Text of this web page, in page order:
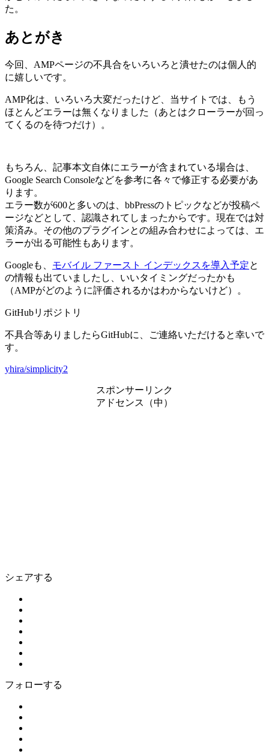
た。
あとがき
今回、AMPページの不具合をいろいろと潰せたのは個人的
に嬉しいです。
AMP化は、いろいろ大変だったけど、当サイトでは、もう
ほとんどエラーは無くなりました（あとはクローラーが回っ
てくるのを待つだけ）。
もちろん、記事本文自体にエラーが含まれている場合は、
Google Search Consoleなどを参考に各々で修正する必要があ
ります。
エラー数が600と多いのは、bbPressのトピックなどが投稿ペ
ージなどとして、認識されてしまったからです。現在では対
策済み。その他のプラグインとの組み合わせによっては、エ
ラーが出る可能性もあります。
Googleも、 モバイル ファースト インデックスを導入予定と
の情報も出ていましたし、いいタイミングだったかも
（AMPがどのように評価されるかはわからないけど）。
GitHubリポジトリ
不具合等ありましたらGitHubに、ご連絡いただけると幸いで
す。
yhira/simplicity2
スポンサーリンク
アドセンス（中）
シェアする
フォローする